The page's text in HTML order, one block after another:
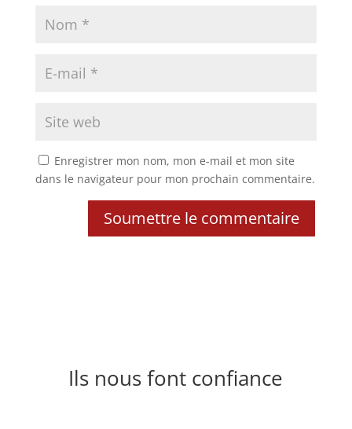
Enregistrer mon nom, mon e-mail et mon site
dans le navigateur pour mon prochain commentaire.
Soumettre le commentaire
Ils nous font confiance